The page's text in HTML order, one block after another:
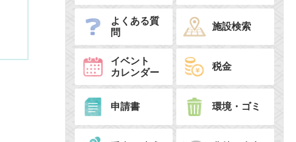
よくある質
問
施設検索
イベント
カレンダー
税金
申請書 環境・ゴミ